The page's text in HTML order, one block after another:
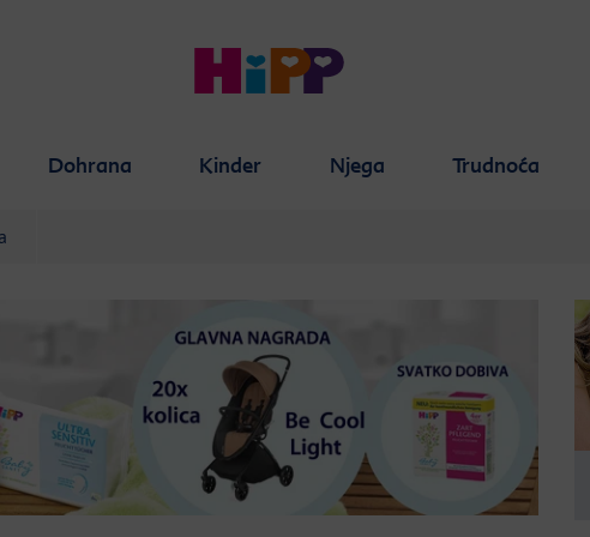
Dohrana Kinder Njega Trudnoća